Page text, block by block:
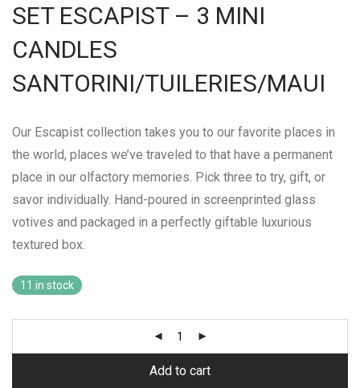
SET ESCAPIST – 3 MINI
CANDLES
SANTORINI/TUILERIES/MAUI
Our Escapist collection takes you to our favorite places in
the world, places we’ve traveled to that have a permanent
place in our olfactory memories. Pick three to try, gift, or
savor individually. Hand-poured in screenprinted glass
votives and packaged in a perfectly giftable luxurious
textured box.
11 in stock
Add to cart